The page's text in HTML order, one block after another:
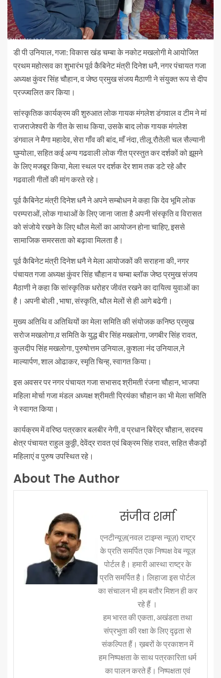
डी पी उनियाल, गजा: विकास खंड चम्बा के नकोट मखलोगी मे आयोजित
प्रथम महोत्सव का शुभारंभ पूर्व कैबिनेट मंत्री दिनेश धनै, नगर पंचायत गजा
अध्यक्ष कुंवर सिंह चौहान, व जेष्ठ प्रमुख संजय मैठाणी ने संयुक्त रूप से दीप
प्रज्ज्वलित कर किया।
सांस्कृतिक कार्यक्रम की शुरुआत लोक गायक मंगलेश डंगवाल व टीम ने मां
राजराजेश्वरी के गीत के साथ किया, उसके बाद लोक गायक मंगलेश
डंगवाल ने मैगा महादेव, सेरा गाँव की बांद, माँ नंदा, तीलू रौतेली चल सैल्यानी
घुम्योला, सहित कई अन्य गढवाली लोक गीत प्रस्तुत कर दर्शकों को झूमने
के लिए मजबूर किया, मेला स्थल पर दर्शक देर शाम तक डटे रहे और
गढवाली गीतों की मांग करते रहे।
पूर्व कैबिनेट मंत्री दिनेश धनै ने अपने सम्बोधन मे कहा कि देव भूमि लोक
परम्पराओं, लोक गाथाओं के लिए जाना जाता है अपनी संस्कृति व विरासत
को संजोये रखने के लिए थौल मेलों का आयोजन होना चाहिए, इससे
सामाजिक समरसता को बढ़ावा मिलता है।
पूर्व कैबिनेट मंत्री दिनेश धनै ने मेला आयोजकों की सराहना की, नगर
पंचायत गजा अध्यक्ष कुंवर सिंह चौहान व चम्बा ब्लॉक जेष्ठ प्रमुख संजय
मैठाणी ने कहा कि सांस्कृतिक धरोहर जीवंत रखने का दायित्व युवाओं का
है। अपनी बोली , भाषा, संस्कृति, थौल मेलों से ही आगे बढेगी।
मुख्य अतिथि व अतिथियों का मेला समिति की संयोजक कनिष्ठ प्रमुख
सरोज मखलोगा,व समिति के युद्ध बीर सिंह मखलोगा, जगबीर सिंह रावत,
कुलदीप सिंह मखलोगा, पुरुषोत्तम उनियाल, कुशला नंद उनियाल,ने
माल्यार्पण, शाल ओढाकर, स्मृति चिन्ह्, स्वागत किया।
इस अवसर पर नगर पंचायत गजा सभासद श्रीमती रंजना चौहान, भाजपा
महिला मोर्चा गजा मंडल अध्यक्ष श्रीमती प्रियंका चौहान का भी मेला समिति
ने स्वागत किया।
कार्यक्रम में वरिष्ठ पत्रकार बलबीर नेगी, व प्रधान बिरेंद्र चौहान, सदस्य
क्षेत्र पंचायत राहुल कुठ्ठी, देवेंद्र रावत एवं बिक्रम सिंह रावत, सहित सैकड़ों
महिलाएं व पुरुष उपस्थित रहे।
About The Author
संजीव शर्मा
एनटीन्यूज़(नवल टाइम्स न्यूज़) राष्ट्र
के प्रति समर्पित एक निष्पक्ष वेब न्यूज़
पोर्टल है। हमारी आस्था राष्ट्र के
प्रति समर्पित है। लिहाजा इस पोर्टल
का संचालन भी हम बतौर मिशन ही कर
रहे हैं ।
हम भारत की एकता, अखंडता तथा
संप्रभुता की रक्षा के लिए दृढ़ता से
संकल्पित हैं। ख़बरों के प्रकाशन में
हम निष्पक्षता के साथ पत्रकारिता धर्म
का पालन करते हैं। निष्पक्षता एवं